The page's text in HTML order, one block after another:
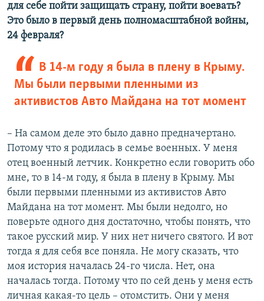
для себе пойти защищать страну, пойти воевать?
Это было в первый день полномасштабной войны,
24 февраля?
В 14-м году я была в плену в Крыму.
Мы были первыми пленными из
активистов Авто Майдана на тот момент
– На самом деле это было давно предначертано.
Потому что я родилась в семье военных. У меня
отец военный летчик. Конкретно если говорить обо
мне, то в 14-м году, я была в плену в Крыму. Мы
были первыми пленными из активистов Авто
Майдана на тот момент. Мы были недолго, но
поверьте одного дня достаточно, чтобы понять, что
такое русский мир. У них нет ничего святого. И вот
тогда я для себя все поняла. Не могу сказать, что
моя история началась 24-го числа. Нет, она
началась тогда. Потому что по сей день у меня есть
личная какая-то цель – отомстить. Они у меня